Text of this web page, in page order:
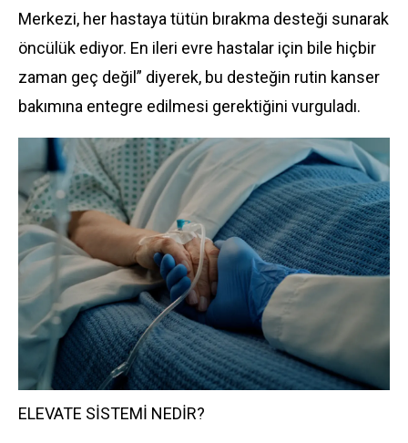
Merkezi, her hastaya tütün bırakma desteği sunarak
öncülük ediyor. En ileri evre hastalar için bile hiçbir
zaman geç değil” diyerek, bu desteğin rutin kanser
bakımına entegre edilmesi gerektiğini vurguladı.
ELEVATE SİSTEMİ NEDİR?